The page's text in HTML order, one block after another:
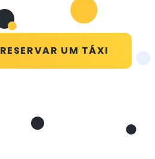
RESERVAR UM TÁXI